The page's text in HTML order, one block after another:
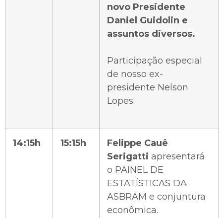
novo Presidente
Daniel Guidolin e
assuntos diversos.
Participação especial
de nosso ex-
presidente Nelson
Lopes.
14:15h 15:15h
Felippe Cauê
Serigatti apresentará
o PAINEL DE
ESTATÍSTICAS DA
ASBRAM e conjuntura
econômica.